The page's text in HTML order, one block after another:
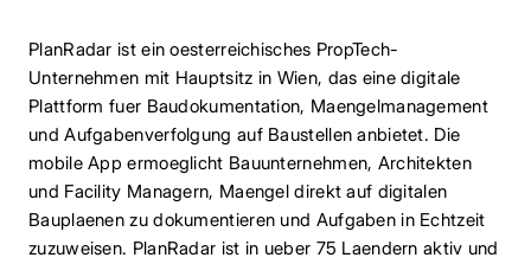
PlanRadar ist ein oesterreichisches PropTech-
Unternehmen mit Hauptsitz in Wien, das eine digitale
Plattform fuer Baudokumentation, Maengelmanagement
und Aufgabenverfolgung auf Baustellen anbietet. Die
mobile App ermoeglicht Bauunternehmen, Architekten
und Facility Managern, Maengel direkt auf digitalen
Bauplaenen zu dokumentieren und Aufgaben in Echtzeit
zuzuweisen. PlanRadar ist in ueber 75 Laendern aktiv und